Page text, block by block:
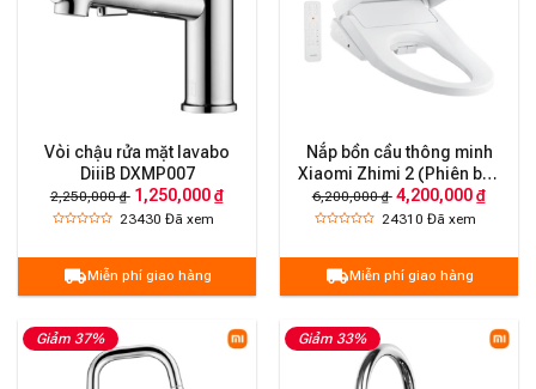
Vòi chậu rửa mặt lavabo
DiiiB DXMP007
2,250,000 ₫ 1,250,000 ₫
23430Đã xem
Miễn phí giao hàng
Nắp bồn cầu thông minh
Xiaomi Zhimi 2 (Phiên bản
có điều khiển từ xa)
6,200,000 ₫ 4,200,000 ₫
24310Đã xem
Miễn phí giao hàng
Giảm 37% Giảm 33%